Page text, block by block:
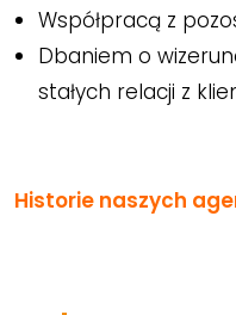
Współpracą z
Dbaniem o
stałych relacji z
Historie naszych